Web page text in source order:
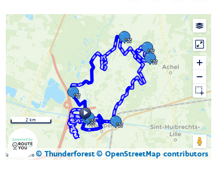
Kaartgegevens © Thunderforest© OpenStreetMap contributors
2 km